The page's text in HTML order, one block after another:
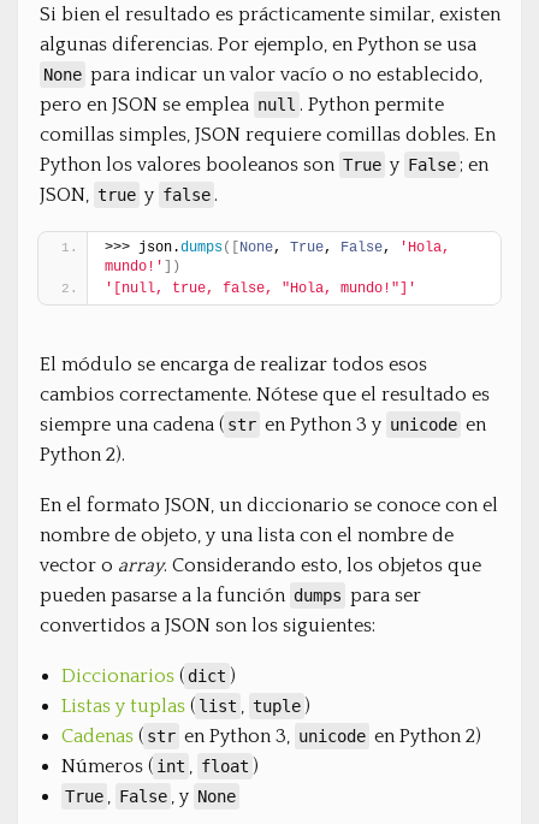
Si bien el resultado es prácticamente similar, existen
algunas diferencias. Por ejemplo, en Python se usa
None para indicar un valor vacío o no establecido,
pero en JSON se emplea null . Python permite
comillas simples, JSON requiere comillas dobles. En
Python los valores booleanos son True y False ; en
JSON, true y false .
>>> json.dumps( None, True, False,
'Hola,
mundo!'
)
'[null, true, false, "Hola, mundo!"]'
El módulo se encarga de realizar todos esos
cambios correctamente. Nótese que el resultado es
siempre una cadena ( str en Python 3 y unicode en
Python 2).
En el formato JSON, un diccionario se conoce con el
nombre de objeto, y una lista con el nombre de
vector o array. Considerando esto, los objetos que
pueden pasarse a la función dumps para ser
convertidos a JSON son los siguientes:
Diccionarios ( dict )
Listas y tuplas ( list , tuple )
Cadenas ( str en Python 3, unicode en Python 2)
Números ( int , float )
True , False , y None